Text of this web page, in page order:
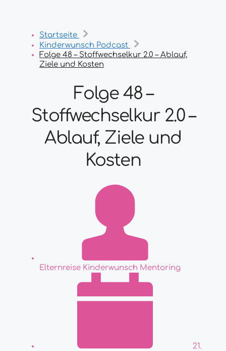
Startseite
Kinderwunsch Podcast
Folge 48 – Stoffwechselkur 2.0 – Ablauf,
Ziele und Kosten
Folge 48 –
Stoffwechselkur 2.0 –
Ablauf, Ziele und
Kosten
Elternreise Kinderwunsch Mentoring
21.